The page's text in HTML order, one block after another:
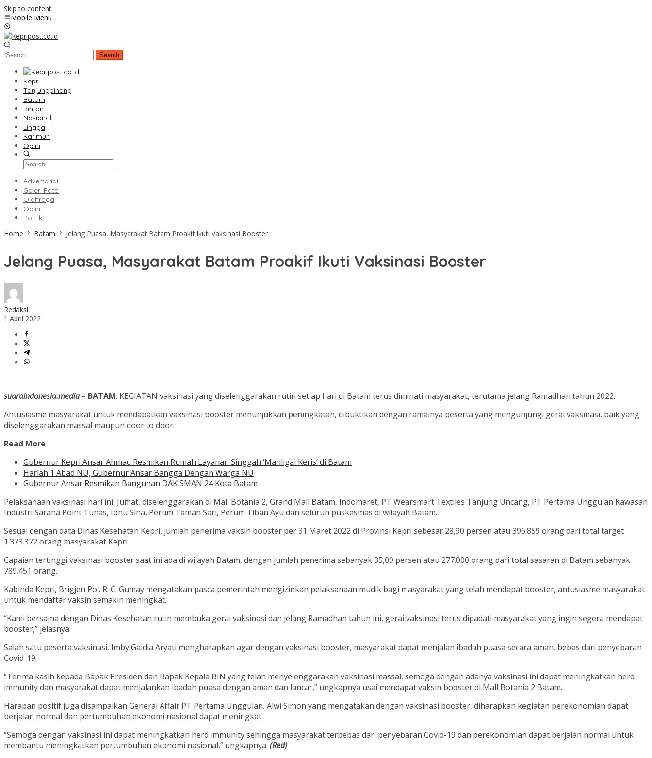
Skip to content
Mobile Menu
Search
Kepri
Tanjungpinang
Batam
Bintan
Nasional
Lingga
Karimun
Opini
Advertorial
Galeri Foto
Olahraga
Opini
Politik
Home Batam Jelang Puasa, Masyarakat Batam Proakif Ikuti Vaksinasi Booster
Jelang Puasa, Masyarakat Batam Proakif Ikuti Vaksinasi Booster
Redaksi
1 April 2022
suaraindonesia.media– BATAM. KEGIATAN vaksinasi yang diselenggarakan rutin setiap hari di Batam terus diminati masyarakat, terutama jelang Ramadhan tahun 2022.
Antusiasme masyarakat untuk mendapatkan vaksinasi booster menunjukkan peningkatan, dibuktikan dengan ramainya peserta yang mengunjungi gerai vaksinasi, baik yang
diselenggarakan massal maupun door to door.
Read More
Gubernur Kepri Ansar Ahmad Resmikan Rumah Layanan Singgah ‘Mahligai Keris’ di Batam
Harlah 1 Abad NU, Gubernur Ansar Bangga Dengan Warga NU
Gubernur Ansar Resmikan Bangunan DAK SMAN 24 Kota Batam
Pelaksanaan vaksinasi hari ini, Jumat, diselenggarakan di Mall Botania 2, Grand Mall Batam, Indomaret, PT Wearsmart Textiles Tanjung Uncang, PT Pertama Unggulan Kawasan
Industri Sarana Point Tunas, Ibnu Sina, Perum Taman Sari, Perum Tiban Ayu dan seluruh puskesmas di wilayah Batam.
Sesuai dengan data Dinas Kesehatan Kepri, jumlah penerima vaksin booster per 31 Maret 2022 di Provinsi Kepri sebesar 28,90 persen atau 396.859 orang dari total target
1.373.372 orang masyarakat Kepri.
Capaian tertinggi vaksinasi booster saat ini ada di wilayah Batam, dengan jumlah penerima sebanyak 35,09 persen atau 277.000 orang dari total sasaran di Batam sebanyak
789.451 orang.
Kabinda Kepri, Brigjen Pol. R. C. Gumay mengatakan pasca pemerintah mengizinkan pelaksanaan mudik bagi masyarakat yang telah mendapat booster, antusiasme masyarakat
untuk mendaftar vaksin semakin meningkat.
“Kami bersama dengan Dinas Kesehatan rutin membuka gerai vaksinasi dan jelang Ramadhan tahun ini, gerai vaksinasi terus dipadati masyarakat yang ingin segera mendapat
booster,” jelasnya.
Salah satu peserta vaksinasi, Imby Gaidia Aryati mengharapkan agar dengan vaksinasi booster, masyarakat dapat menjalan ibadah puasa secara aman, bebas dari penyebaran
Covid-19.
“Terima kasih kepada Bapak Presiden dan Bapak Kepala BIN yang telah menyelenggarakan vaksinasi massal, semoga dengan adanya vaksinasi ini dapat meningkatkan herd
immunity dan masyarakat dapat menjalankan ibadah puasa dengan aman dan lancar,” ungkapnya usai mendapat vaksin booster di Mall Botania 2 Batam.
Harapan positif juga disampaikan General Affair PT Pertama Unggulan, Alwi Simon yang mengatakan dengan vaksinasi booster, diharapkan kegiatan perekonomian dapat
berjalan normal dan pertumbuhan ekonomi nasional dapat meningkat.
“Semoga dengan vaksinasi ini dapat meningkatkan herd immunity sehingga masyarakat terbebas dari penyebaran Covid-19 dan perekonomian dapat berjalan normal untuk
membantu meningkatkan pertumbuhan ekonomi nasional,” ungkapnya. (Red)